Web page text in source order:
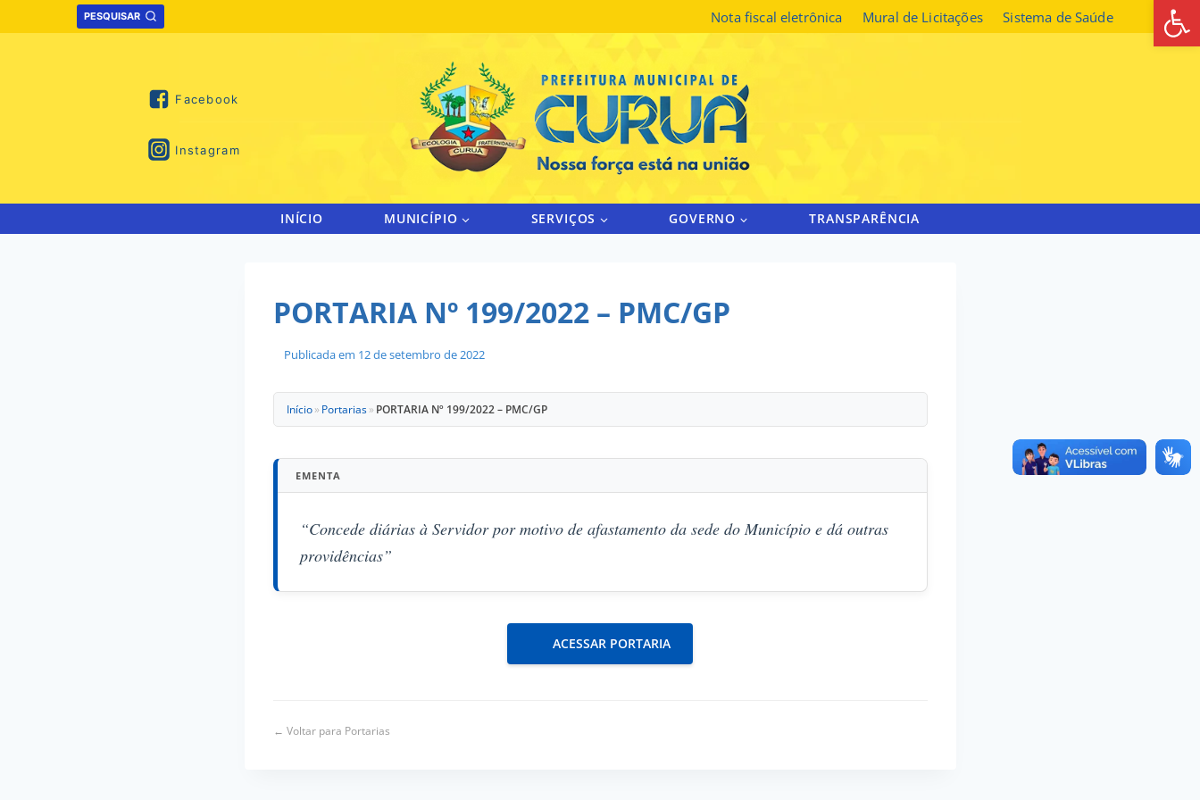
to
PESQUISAR Nota fiscal eletrônica Mural de Licitações Sistema de Saúde
Facebook
Instagram
INÍCIO MUNICÍPIO SERVIÇOS GOVERNO TRANSPARÊNCIA
PORTARIA Nº 199/2022 – PMC/GP
Publicada em 12 de setembro de 2022
Início » Portarias » PORTARIA Nº 199/2022 – PMC/GP
EMENTA
“Concede diárias à Servidor por motivo de afastamento da sede do Município e dá outras
providências”
ACESSAR PORTARIA
← Voltar para Portarias